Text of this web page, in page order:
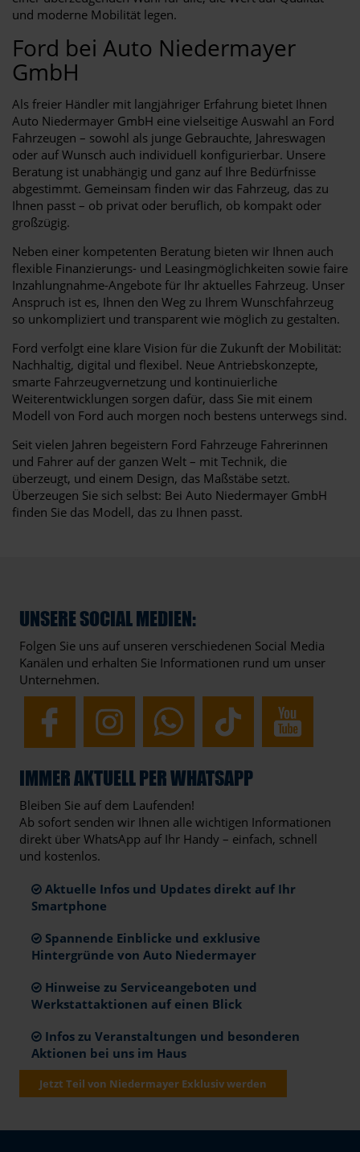
und moderne Mobilität legen.
Ford bei Auto Niedermayer
GmbH
Als freier Händler mit langjähriger Erfahrung bietet Ihnen
Auto Niedermayer GmbH eine vielseitige Auswahl an Ford
Fahrzeugen – sowohl als junge Gebrauchte, Jahreswagen
oder auf Wunsch auch individuell konfigurierbar. Unsere
Beratung ist unabhängig und ganz auf Ihre Bedürfnisse
abgestimmt. Gemeinsam finden wir das Fahrzeug, das zu
Ihnen passt – ob privat oder beruflich, ob kompakt oder
großzügig.
Neben einer kompetenten Beratung bieten wir Ihnen auch
flexible Finanzierungs- und Leasingmöglichkeiten sowie faire
Inzahlungnahme-Angebote für Ihr aktuelles Fahrzeug. Unser
Anspruch ist es, Ihnen den Weg zu Ihrem Wunschfahrzeug
so unkompliziert und transparent wie möglich zu gestalten.
Ford verfolgt eine klare Vision für die Zukunft der Mobilität:
Nachhaltig, digital und flexibel. Neue Antriebskonzepte,
smarte Fahrzeugvernetzung und kontinuierliche
Weiterentwicklungen sorgen dafür, dass Sie mit einem
Modell von Ford auch morgen noch bestens unterwegs sind.
Seit vielen Jahren begeistern Ford Fahrzeuge Fahrerinnen
und Fahrer auf der ganzen Welt – mit Technik, die
überzeugt, und einem Design, das Maßstäbe setzt.
Überzeugen Sie sich selbst: Bei Auto Niedermayer GmbH
finden Sie das Modell, das zu Ihnen passt.
UNSERE SOCIAL MEDIEN:
Folgen Sie uns auf unseren verschiedenen Social Media
Kanälen und erhalten Sie Informationen rund um unser
Unternehmen.
IMMER AKTUELL PER WHATSAPP
Bleiben Sie auf dem Laufenden!
Ab sofort senden wir Ihnen alle wichtigen Informationen
direkt über WhatsApp auf Ihr Handy – einfach, schnell
und kostenlos.
Aktuelle Infos und Updates direkt auf Ihr
Smartphone
Spannende Einblicke und exklusive
Hintergründe von Auto Niedermayer
Hinweise zu Serviceangeboten und
Werkstattaktionen auf einen Blick
Infos zu Veranstaltungen und besonderen
Aktionen bei uns im Haus
Jetzt Teil von Niedermayer Exklusiv werden